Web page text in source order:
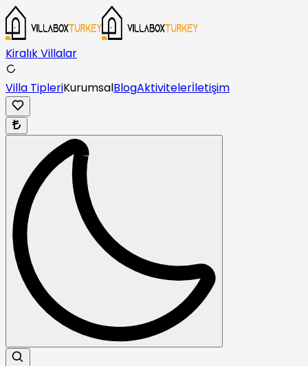
Kiralık Villalar
Villa TipleriKurumsalBlogAktivitelerİletişim